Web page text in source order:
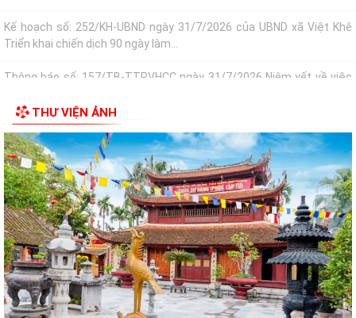
Triển khai chiến dịch 90 ngày làm...
phê duyệt quy trình nội bộ giải quyết...
Thông báo số: 2541/TB-UBND ngày 30/7/2026 của UBND xã Việt Khê
Về việc đình chỉ lưu hành, thu hồi...
Thông báo số: 2542/TB-UBND ngày 30/7/2026 của UBND xã Việt Khê
Về việc đình chỉ lưu hành, thu hồi...
Thông báo số: 2545/TB-UBND ngày 30/7/2026 Về việc đăng ký tiếp
công dân định kỳ tuần 01, tháng...
Kế hoạch số: 250/KH-UBND ngày 30/7/2026 của UBND xã Việt Khê
Triển khai “ Chương trình Chăm sóc sức...
Kế hoạch số: 249/KH-UBND ngày 29/7/2026 về việc thực hiện
THƯ VIỆN ẢNH